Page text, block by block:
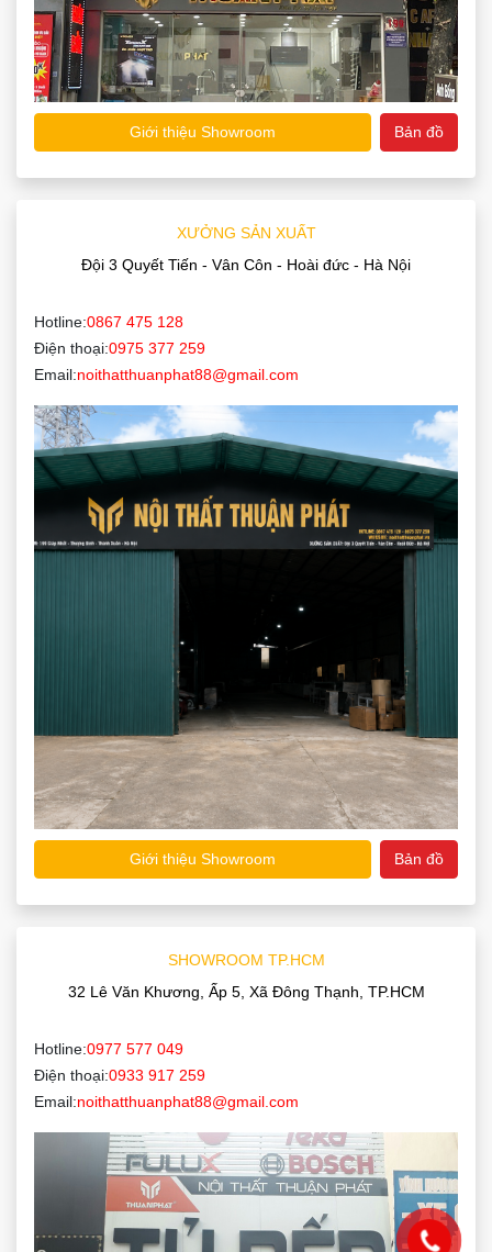
Giới thiệu Showroom Bản đồ
XƯỞNG SẢN XUẤT
Đội 3 Quyết Tiến - Vân Côn - Hoài đức - Hà Nội
Hotline:0867 475 128
Điện thoại:0975 377 259
Email:noithatthuanphat88@gmail.com
Giới thiệu Showroom Bản đồ
SHOWROOM TP.HCM
32 Lê Văn Khương, Ấp 5, Xã Đông Thạnh, TP.HCM
Hotline:0977 577 049
Điện thoại:0933 917 259
Email:noithatthuanphat88@gmail.com